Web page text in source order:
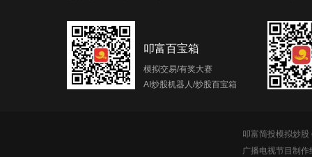
叩富百宝箱
模拟交易/有奖大赛
AI炒股机器人/炒股百宝箱
叩富简投模拟炒
广播电视节目制